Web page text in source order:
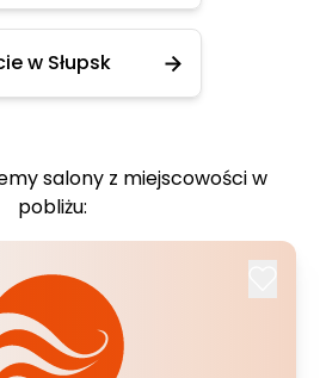
w Słupsk
salony z miejscowości w
pobliżu: